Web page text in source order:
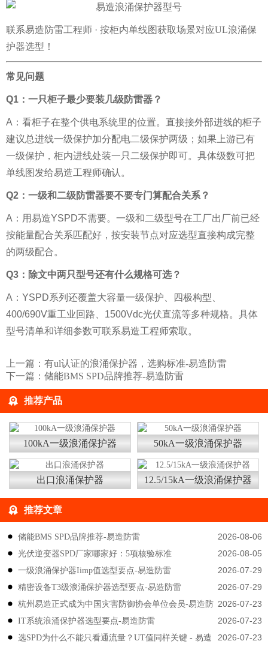
联系易造防雷工程师 · 按柜内单线图获取场景对应UL浪涌保
护器选型 ！
常见问题
Q1：一只柜子最少要装几级防雷器？
A：看柜子在整个供电系统里的位置。直接接外部进线的柜子
建议总进线一级保护加分配电二级保护两级；如果上游已有
一级保护，柜内进线处装一只二级保护即可。具体级数可把
单线图发给易造工程师确认。
Q2：一级和二级防雷器要不要专门算配合关系？
A：用易造YSPD不需要。一级和二级型号在工厂出厂前已经
按能量配合关系匹配好，按安装节点对应选型直接构成完整
的两级配合。
Q3：除文中两只型号还有什么规格可选？
A：YSPD系列还覆盖大容量一级保护、四极构型、
400/690V重工业回路、1500Vdc光伏直流等多种规格。具体
型号清单和详细参数可联系易造工程师索取。
上一篇： 有ul认证的浪涌保护器，选购标准-易造防雷
下一篇： 储能BMS SPD品牌推荐-易造防雷
推荐产品
100kA一级浪涌保护器 50kA一级浪涌保护器
出口浪涌保护器 12.5/15kA一级浪涌保护器
推荐文章
2026-08-06
储能BMS SPD品牌推荐-易造防雷
2026-08-05
光伏逆变器SPD厂家哪家好：5项核验标准
2026-07-29
一级浪涌保护器Iimp值选型要点-易造防雷
2026-07-29
精密设备T3级浪涌保护器选型要点-易造防雷
2026-07-23
杭州易造正式成为中国灾害防御协会单位会员-易造防
雷
2026-07-23
IT系统浪涌保护器选型要点-易造防雷
2026-07-23
选SPD为什么不能只看通流量？UT值同样关键 - 易造